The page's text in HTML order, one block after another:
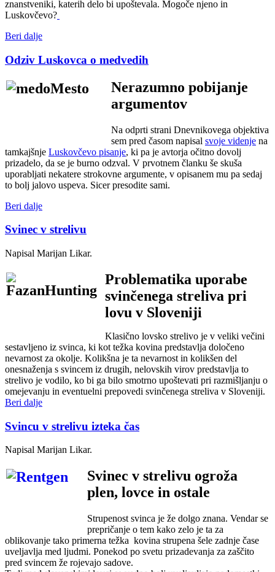
znanstveniki, katerih delo bi upoštevala. Mogoče njeno in
Luskovčevo?
Beri dalje
Odziv Luskovca o medvedih
Nerazumno pobijanje
argumentov
Na odprti strani Dnevnikovega objektiva
sem pred časom napisal svoje videnje na
tamkajšnje Luskovčevo pisanje, ki pa je avtorja očitno dovolj
prizadelo, da se je burno odzval. V prvotnem članku še skuša
uporabljati nekatere strokovne argumente, v opisanem mu pa sedaj
to bolj jalovo uspeva. Sicer presodite sami.
Beri dalje
Svinec v strelivu
Napisal Marijan Likar.
Problematika uporabe
svinčenega streliva pri
lovu v Sloveniji
Klasično lovsko strelivo je v veliki večini
sestavljeno iz svinca, ki kot težka kovina predstavlja določeno
nevarnost za okolje. Kolikšna je ta nevarnost in kolikšen del
onesnaženja s svincem iz drugih, nelovskih virov predstavlja to
strelivo je vodilo, ko bi ga bilo smotrno upoštevati pri razmišljanju o
omejevanju in eventuelni prepovedi svinčenega streliva v Sloveniji.
Beri dalje
Svincu v strelivu izteka čas
Napisal Marijan Likar.
Svinec v strelivu ogroža
plen, lovce in ostale
Strupenost svinca je že dolgo znana. Vendar se
prepričanje o tem kako zelo je ta za
oblikovanje tako primerna težka kovina strupena šele zadnje čase
uveljavlja med ljudmi. Ponekod po svetu prizadevanja za zaščito
pred svincem že rojevajo sadove.